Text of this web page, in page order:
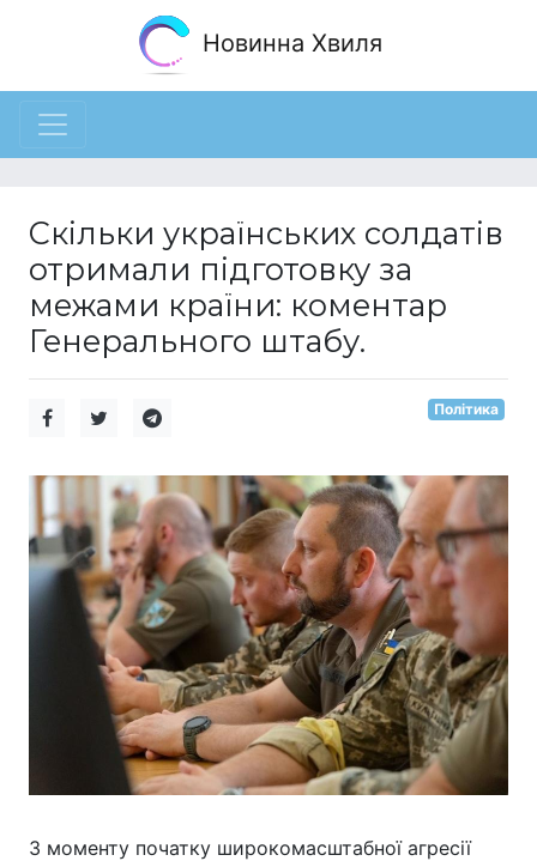
Новинна Хвиля
Скільки українських солдатів
отримали підготовку за
межами країни: коментар
Генерального штабу.
Політика
З моменту початку широкомасштабної агресії